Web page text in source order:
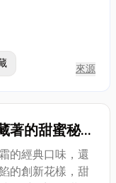
到網際網路。從
穿戴裝置，面
在第一位；並
，及迅速的諮
需要的我幫你
購第一品牌。
通路經驗及結合
熱情、專業的形
來源
著的甜蜜秘
在這！
的經典口味，還
的創新花樣，甜